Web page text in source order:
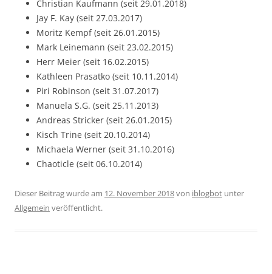
Christian Kaufmann (seit 29.01.2018)
Jay F. Kay (seit 27.03.2017)
Moritz Kempf (seit 26.01.2015)
Mark Leinemann (seit 23.02.2015)
Herr Meier (seit 16.02.2015)
Kathleen Prasatko (seit 10.11.2014)
Piri Robinson (seit 31.07.2017)
Manuela S.G. (seit 25.11.2013)
Andreas Stricker (seit 26.01.2015)
Kisch Trine (seit 20.10.2014)
Michaela Werner (seit 31.10.2016)
Chaoticle (seit 06.10.2014)
Dieser Beitrag wurde am 12. November 2018von iblogbot unter
Allgemein veröffentlicht.